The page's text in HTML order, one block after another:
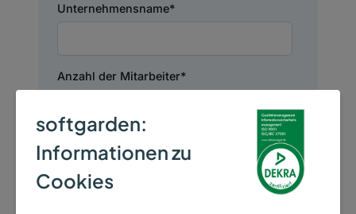
softgarden:
Informationen zu
Cookies
Unternehmensname*
Anzahl der Mitarbeiter*
Deine Nachricht